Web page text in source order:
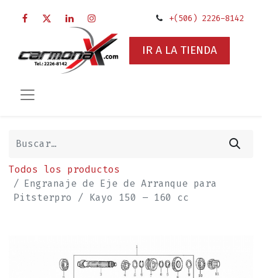
+(506) 2226-8142
IR A LA TIENDA
Todos los productos
Engranaje de Eje de Arranque para
Pitsterpro / Kayo 150 – 160 cc